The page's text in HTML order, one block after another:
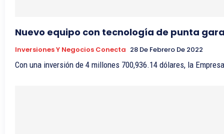
Nuevo equipo con tecnología de punta
Inversiones Y Negocios Conecta 28 De Febrero De 2022
Con una inversión de 4 millones 700,936.14 dólares, la